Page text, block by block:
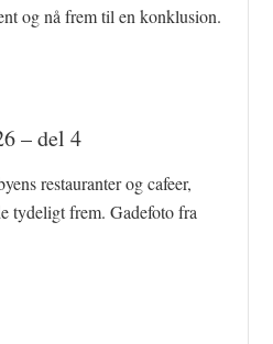
og nå frem til en konklusion.
– del 4
restauranter og cafeer,
tydeligt frem. Gadefoto fra